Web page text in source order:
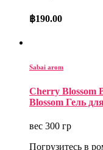
฿190.00
Sabai arom
Cherry Blossom
Blossom Гель
вес 300 гр
Погрузитесь в